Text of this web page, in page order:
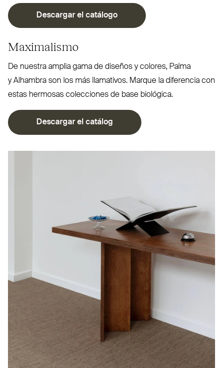
Descargar el catálogo
Maximalismo
De nuestra amplia gama de diseños y colores, Palma
y Alhambra son los más lla­mativos. Marque la diferencia con
estas hermosas colecciones de base biológica.
Descargar el catálog